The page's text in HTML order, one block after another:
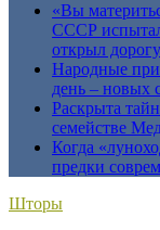
«Вы
СССР
открыл
Народные
день – новых
Раскрыта
семействе
Когда
предки
Шторы